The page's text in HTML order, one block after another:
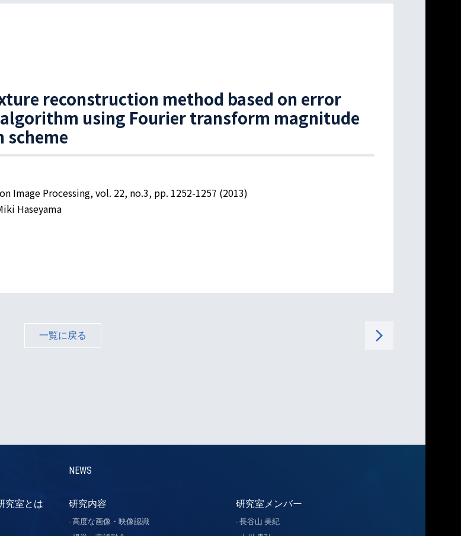
reconstruction method based on error
using Fourier transform magnitude
scheme
Image Processing, vol. 22, no.3, pp. 1252-1257 (2013)
Haseyama
一覧に戻る arrow_forward_ios
NEWS
究室とは 研究内容
高度な画像・映像認識
研究室メンバー
長谷山 美紀